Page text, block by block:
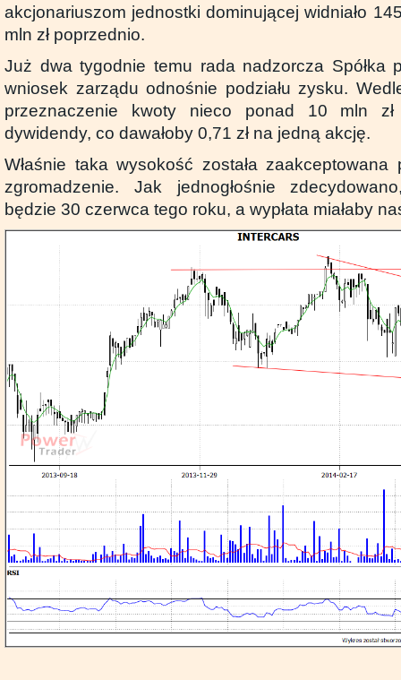
akcjonariuszom jednostki dominującej widniało
mln zł poprzednio.
Już dwa tygodnie temu rada nadzorcza Spółka
wniosek zarządu odnośnie podziału zysku.
przeznaczenie kwoty nieco ponad 10 mln
dywidendy, co dawałoby 0,71 zł na jedną akcję.
Właśnie taka wysokość została
zgromadzenie. Jak jednogłośnie
będzie 30 czerwca tego roku, a wypłata miałaby